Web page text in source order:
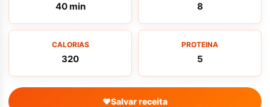
40 min 8
CALORIAS
320
PROTEINA
5
♥Salvar receita